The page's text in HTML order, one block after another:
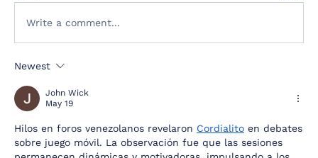
Write a comment...
Newest
John Wick
May 19
Hilos en foros venezolanos revelaron Cordialito en debates
sobre juego móvil. La observación fue que las sesiones